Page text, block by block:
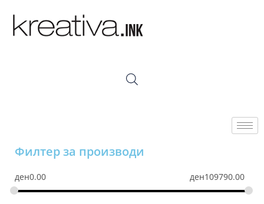
Филтер за производи
ден0.00 ден109790.00